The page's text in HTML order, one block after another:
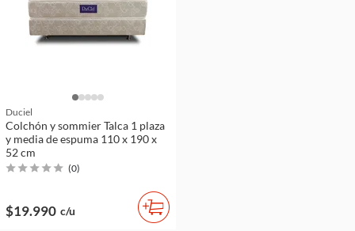
Duciel
Colchón y sommier Talca 1 plaza
y media de espuma 110 x 190 x
52 cm
(0)
$19.990 c/u